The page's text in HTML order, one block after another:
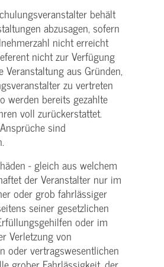
behält
abzusagen, sofern
nicht erreicht
nicht zur Verfügung
Veranstaltung aus Gründen,
zu vertreten
werden bereits gezahlte
voll zurückerstattet.
sind
- gleich aus welchem
der Veranstalter nur im
oder grob fahrlässiger
seiner gesetzlichen
oder im
Verletzung von
oder vertrags­wesentlichen